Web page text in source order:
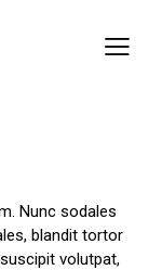
Nunc sodales
blandit tortor
volutpat,